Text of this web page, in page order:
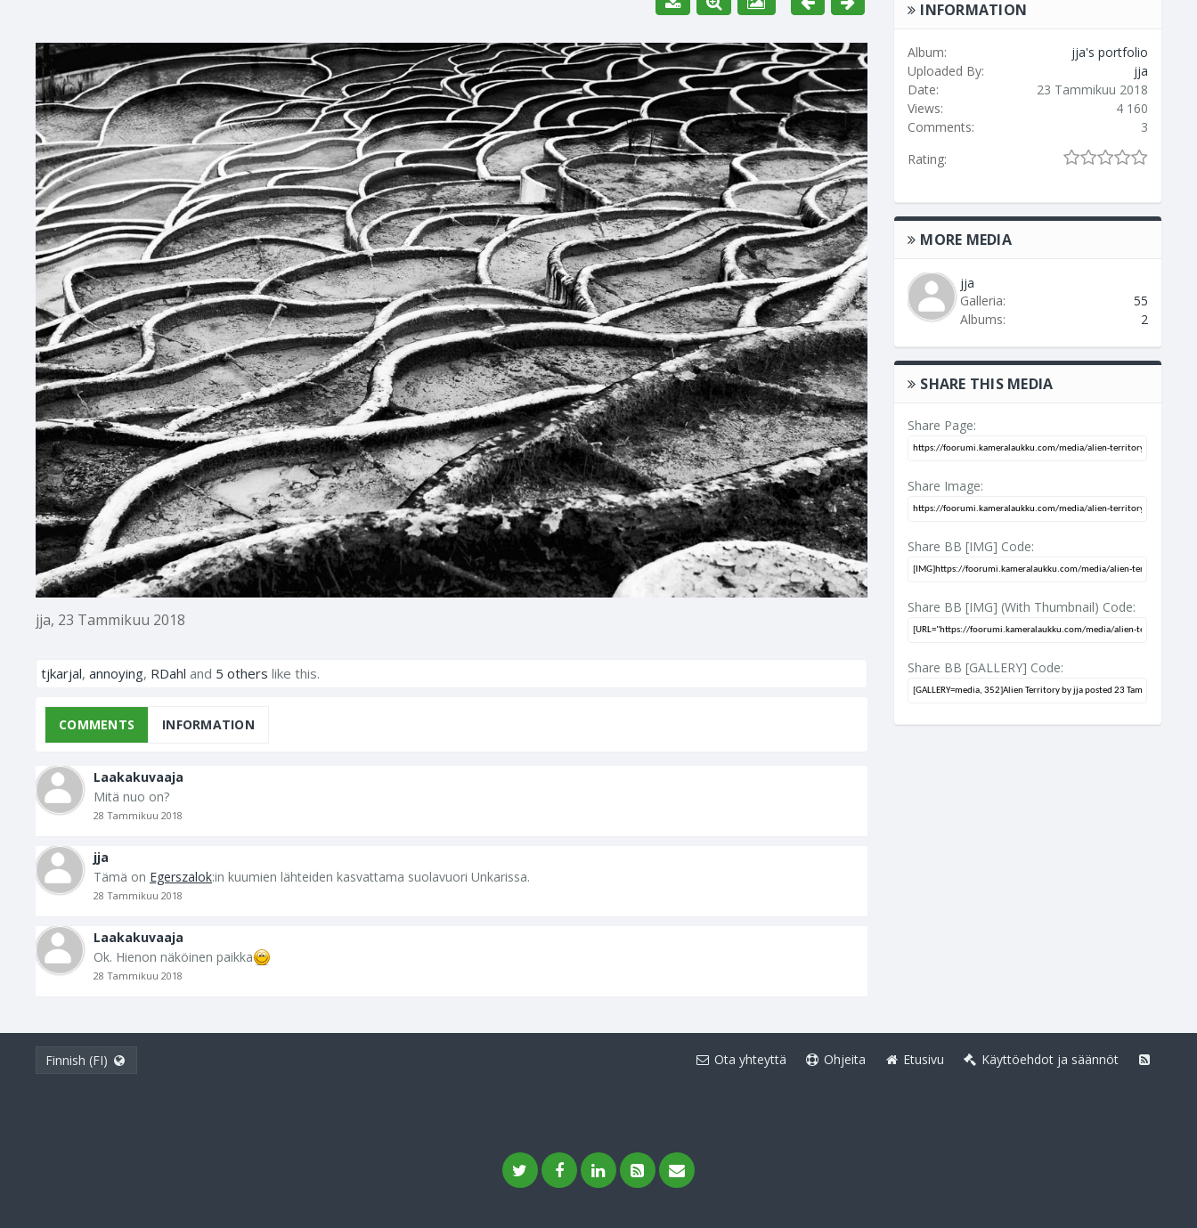
jja, 23 Tammikuu 2018
tjkarjal, annoying, RDahl and 5 others like this.
COMMENTS INFORMATION
Laakakuvaaja
Mitä nuo on?
28 Tammikuu 2018
jja
Tämä on Egerszalok:in kuumien lähteiden kasvattama suolavuori Unkarissa.
28 Tammikuu 2018
Laakakuvaaja
Ok. Hienon näköinen paikka
28 Tammikuu 2018
INFORMATION
Album:
jja's portfolio
Uploaded By:
jja
Date:
23 Tammikuu 2018
Views:
4 160
Comments:
3
Rating:
MORE MEDIA
jja
Galleria:
55
Albums:
2
SHARE THIS MEDIA
Share Page:
Share Image:
Share BB [IMG] Code:
Share BB [IMG] (With Thumbnail) Code:
Share BB [GALLERY] Code:
Finnish (FI) Ota yhteyttä Ohjeita Etusivu Käyttöehdot ja säännöt